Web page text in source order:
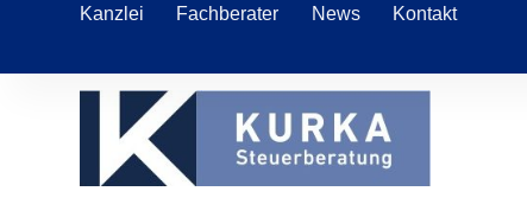
Kanzlei Fachberater News Kontakt